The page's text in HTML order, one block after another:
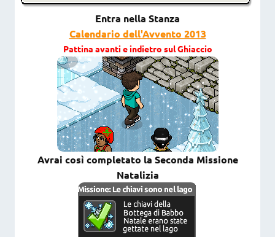
Entra nella Stanza
Calendario dell'Avvento 2013
Pattina avanti e indietro sul Ghiaccio
Avrai così completato la Seconda Missione
Natalizia